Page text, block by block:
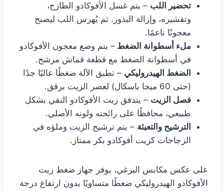
تحضير اللب – يتم غسل الأفوكادو الطازج،
وتقشيره، وإزالة البذور. ثم يُهرس اللب ليصبح
معجونًا ناعمًا.
ملء أسطوانة الضغط – يتم وضع معجون الأفوكادو
في أسطوانة الضغط مع قطعة قماش مرشح.
الضغط الهيدروليكي – تطبق الآلة ضغطًا عاليًا جدًا
(حتى 60 ميجا باسكال) لعصر الزيت برفق.
فصل الزيت – يتدفق زيت الأفوكادو النقي بشكل
طبيعي، محافظًا على رائحته ولونه الأصلي.
الترشيح والتعبئة – يتم ترشيح الزيت وملؤه في
الزجاجات كزيت أفوكادو بكر ممتاز.
على عكس مكابس البرغي، يوفر جهاز ضغط زيت
الأفوكادو الهيدروليكي ضغطًا متساويًا بدون ارتفاع درجة